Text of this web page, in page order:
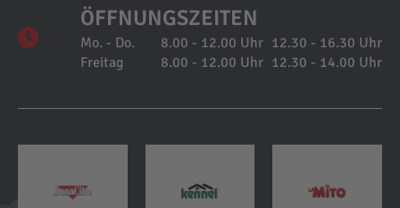
ÖFFNUNGSZEITEN
Mo. - Do. 8.00 - 12.00 Uhr 12.30 - 16.30 Uhr
Freitag
8.00 - 12.00 Uhr 12.30 - 14.00 Uhr